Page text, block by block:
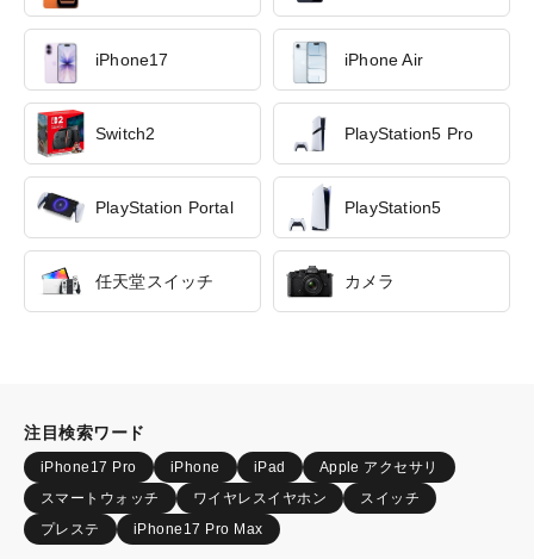
iPhone17 iPhone Air
Switch2 PlayStation5 Pro
PlayStation Portal PlayStation5
任天堂スイッチ カメラ
注目検索ワード
iPhone17 Pro iPhone iPad
Apple アクセサリ
スマートウォッチ
ワイヤレスイヤホン
スイッチ
プレステ
iPhone17 Pro Max